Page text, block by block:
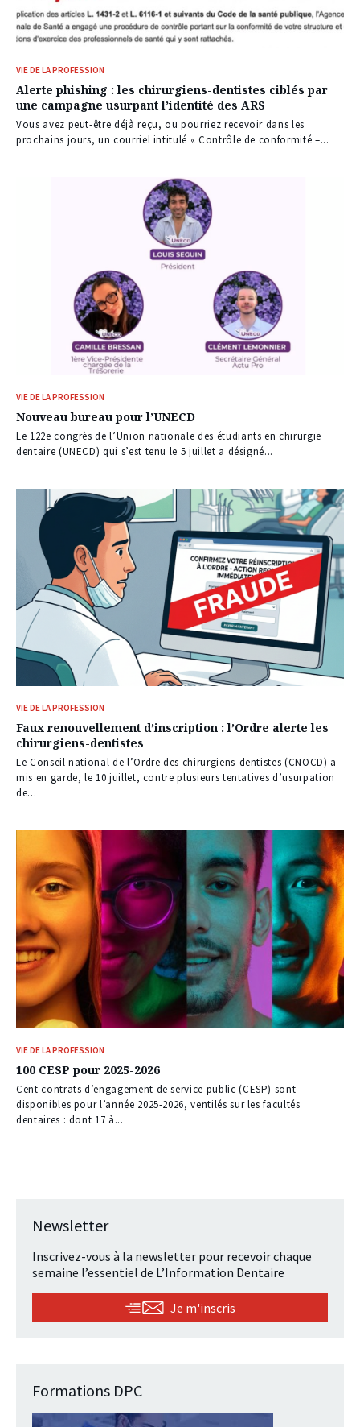
VIE DE LA PROFESSION
Alerte phishing : les chirurgiens-dentistes ciblés par
une campagne usurpant l’identité des ARS
Vous avez peut-être déjà reçu, ou pourriez recevoir dans les
prochains jours, un courriel intitulé « Contrôle de conformité –...
VIE DE LA PROFESSION
Nouveau bureau pour l’UNECD
Le 122e congrès de l’Union nationale des étudiants en chirurgie
dentaire (UNECD) qui s’est tenu le 5 juillet a désigné...
VIE DE LA PROFESSION
Faux renouvellement d’inscription : l’Ordre alerte les
chirurgiens-dentistes
Le Conseil national de l’Ordre des chirurgiens-dentistes (CNOCD) a
mis en garde, le 10 juillet, contre plusieurs tentatives d’usurpation
de...
VIE DE LA PROFESSION
100 CESP pour 2025-2026
Cent contrats d’engagement de service public (CESP) sont
disponibles pour l’année 2025-2026, ventilés sur les facultés
dentaires : dont 17 à...
Newsletter
Inscrivez-vous à la newsletter pour recevoir chaque
semaine l’essentiel de L’Information Dentaire
Je m'inscris
Formations DPC